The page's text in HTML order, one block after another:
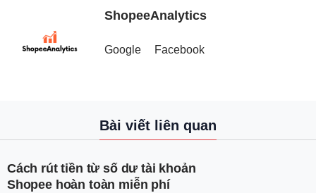
ShopeeAnalytics
Google Facebook
Bài viết liên quan
Cách rút tiền từ số dư tài khoản
Shopee hoàn toàn miễn phí